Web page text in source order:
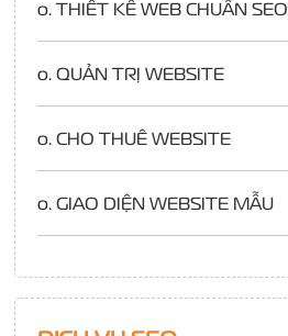
o. THIẾT KẾ WEB CHUẨN SEO
o. QUẢN TRỊ WEBSITE
o. CHO THUÊ WEBSITE
o. GIAO DIỆN WEBSITE MẪU